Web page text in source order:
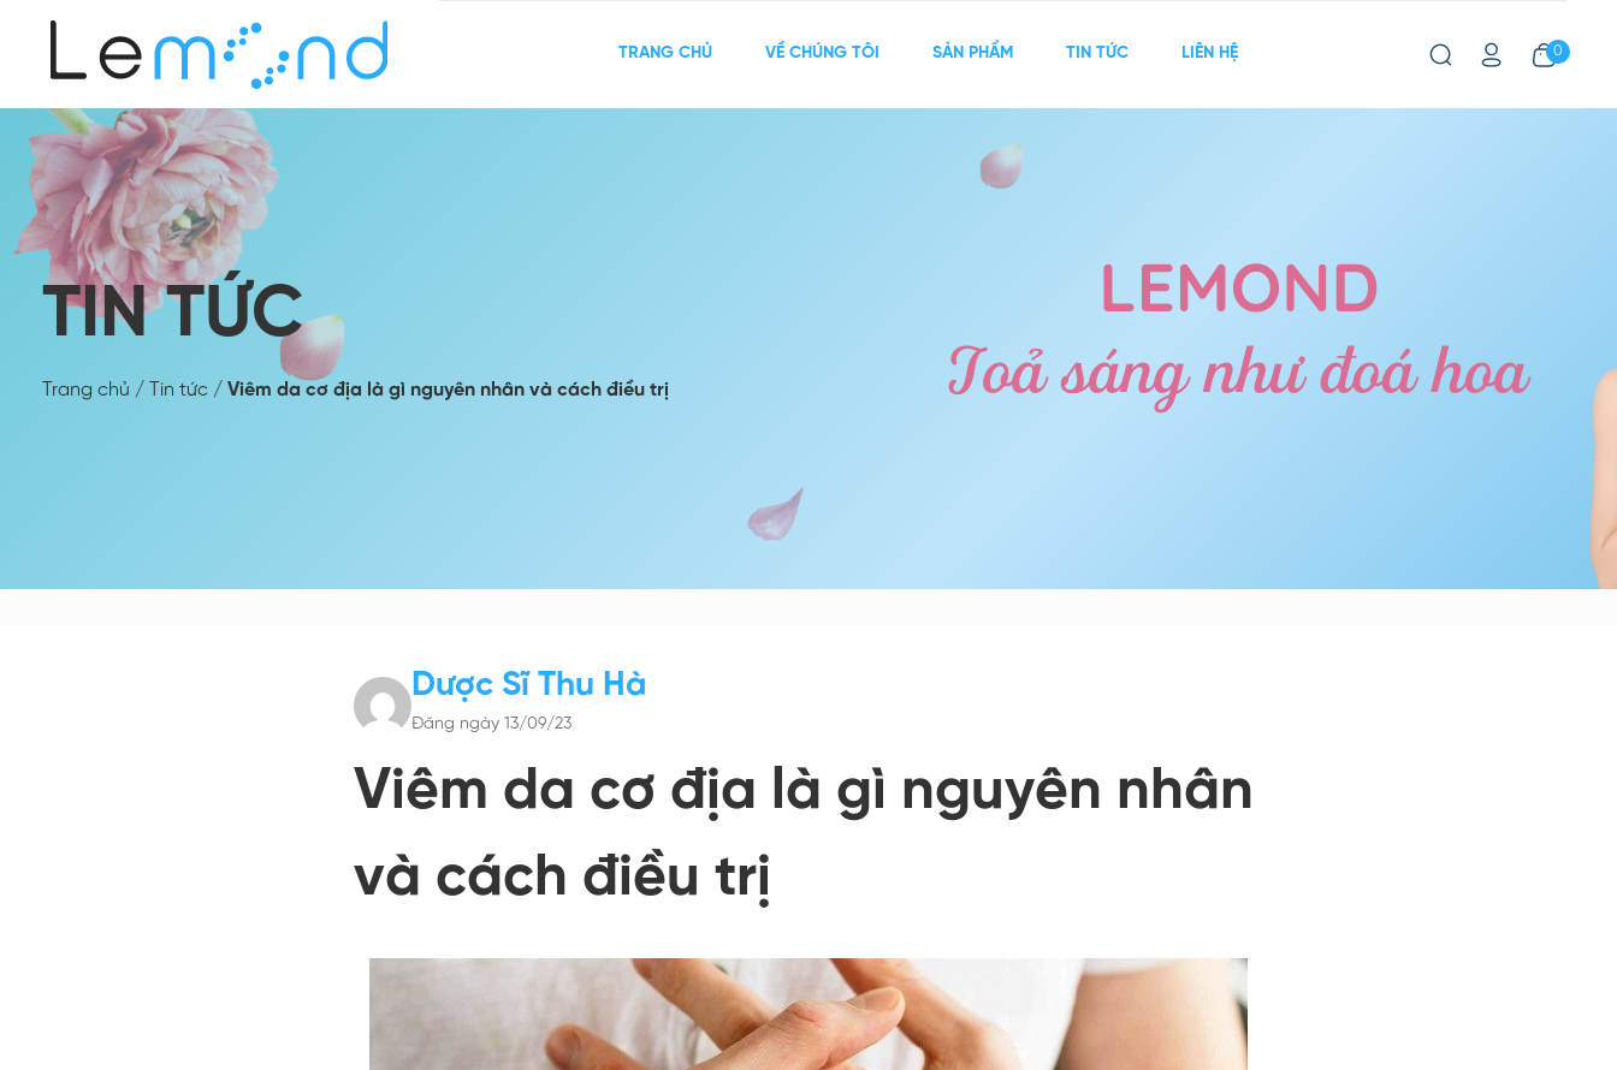
TRANG CHỦ VỀ CHÚNG TÔI SẢN PHẨM TIN TỨC LIÊN HỆ 0
TIN TỨC
Trang chủ / Tin tức / Viêm da cơ địa là gì nguyên nhân và cách điều trị
Dược Sĩ Thu Hà
Đăng ngày 13/09/23
Viêm da cơ địa là gì nguyên nhân
và cách điều trị